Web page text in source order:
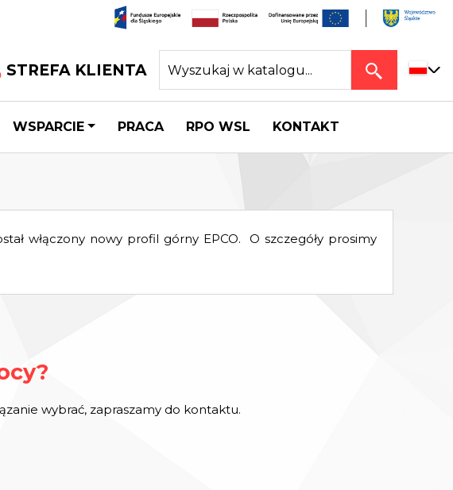
STREFA KLIENTA
WSPARCIE PRACA RPO WSL KONTAKT
włączony nowy profil górny EPCO. O szczegóły prosimy
wybrać, zapraszamy do kontaktu.